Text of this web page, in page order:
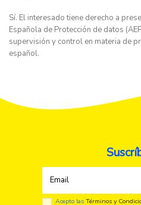
Sí. El interesado tiene derecho a
Española de Protección de datos
supervisión y control en materia de
español.
Acepto lasTérminos y